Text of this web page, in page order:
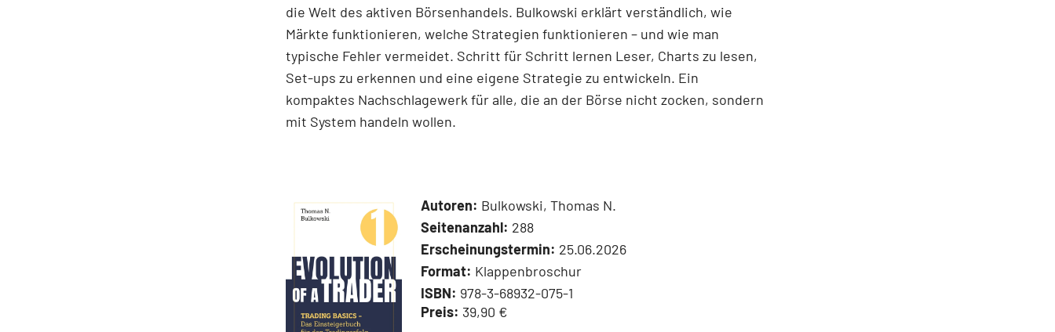
die Welt des aktiven Börsenhandels. Bulkowski erklärt verständlich, wie
Märkte funktionieren, welche Strategien funktionieren – und wie man
typische Fehler vermeidet. Schritt für Schritt lernen Leser, Charts zu lesen,
Set-ups zu erkennen und eine eigene Strategie zu entwickeln. Ein
kompaktes Nachschlagewerk für alle, die an der Börse nicht zocken, sondern
mit System handeln wollen.
Autoren: Bulkowski, Thomas N.
Seitenanzahl: 288
Erscheinungstermin: 25.06.2026
Format: Klappenbroschur
ISBN: 978-3-68932-075-1
Preis: 39,90 €